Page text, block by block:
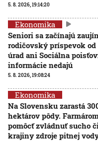
5. 8. 2026, 19:14:20
Ekonomika
Seniori sa začínajú
rodičovský príspevok od
úrad ani Sociálna
informácie nedajú
5. 8. 2026, 19:08:24
Ekonomika
Na Slovensku zarastá
hektárov pôdy.
pomôcť zvládnuť sucho
krajiny zdroje pitnej